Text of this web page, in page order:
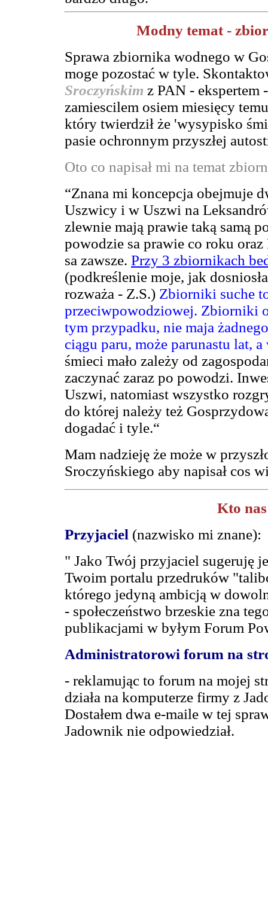
Modny temat -
Sprawa zbiornika wodnego w
moge pozostać w tyle.
Sroczyńskim z PAN -
zamiescilem osiem miesięcy
który twierdził że 'wysypisko
pasie ochronnym przyszłej
Oto co napisał mi na temat
“Znana mi koncepcja obejmuje
Uszwicy i w Uszwi na
zlewnie mają prawie taką samą
powodzie sa prawie co roku
sa zawsze. Przy 3 zbiornikach
(podkreślenie moje, jak
rozważa - Z.S.) Zbiorniki suche
przeciwpowodziowej. Zbiorniki
tym przypadku, nie maja
ciągu paru, może parunastu lat,
śmieci mało zależy od
zaczynać zaraz po powodzi.
Uszwi, natomiast wszystko
do której należy też
dogadać i tyle.“
Mam nadzieję że może w
Sroczyńskiego aby napisał cos
Kto
Przyjaciel (nazwisko mi znane):
" Jako Twój przyjaciel sugeruję
Twoim portalu przedruków
którego jedyną ambicją w
- społeczeństwo brzeskie zna
publikacjami w byłym Forum
Administratorowi forum na
- reklamując to forum na mojej
działa na komputerze firmy z
Dostałem dwa e-maile w tej
Jadownik nie odpowiedział.